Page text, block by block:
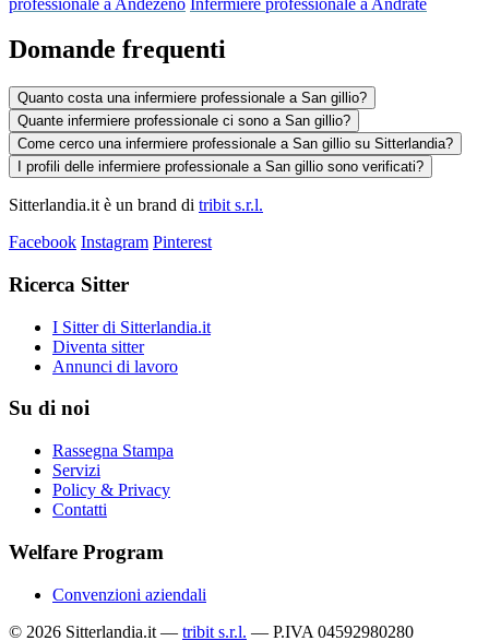
Domande frequenti
Quanto costa una infermiere professionale a San gillio?
Quante infermiere professionale ci sono a San gillio?
Come cerco una infermiere professionale a San gillio su Sitterlandia?
I profili delle infermiere professionale a San gillio sono verificati?
Sitterlandia.it è un brand di tribit s.r.l.
Facebook Instagram Pinterest
Ricerca Sitter
I Sitter di Sitterlandia.it
Diventa sitter
Annunci di lavoro
Su di noi
Rassegna Stampa
Servizi
Policy & Privacy
Contatti
Welfare Program
Convenzioni aziendali
© 2026 Sitterlandia.it — tribit s.r.l. — P.IVA 04592980280